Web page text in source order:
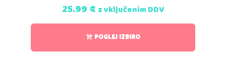
25.99€ z vključenim DDV
POGLEJ IZBIRO